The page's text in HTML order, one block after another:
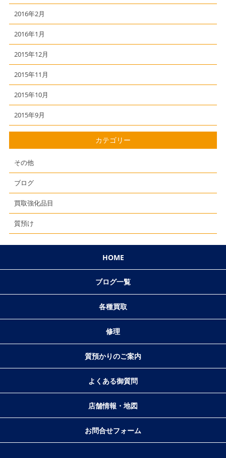
2016年2月
2016年1月
2015年12月
2015年11月
2015年10月
2015年9月
カテゴリー
その他
ブログ
買取強化品目
質預け
HOME
ブログ一覧
各種買取
修理
質預かりのご案内
よくある御質問
店舗情報・地図
お問合せフォーム